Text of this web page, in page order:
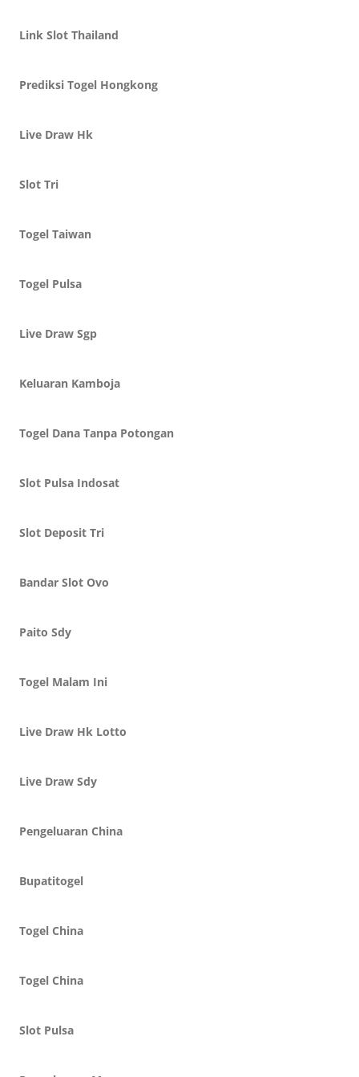
Link Slot Thailand
Prediksi Togel Hongkong
Live Draw Hk
Slot Tri
Togel Taiwan
Togel Pulsa
Live Draw Sgp
Keluaran Kamboja
Togel Dana Tanpa Potongan
Slot Pulsa Indosat
Slot Deposit Tri
Bandar Slot Ovo
Paito Sdy
Togel Malam Ini
Live Draw Hk Lotto
Live Draw Sdy
Pengeluaran China
Bupatitogel
Togel China
Togel China
Slot Pulsa